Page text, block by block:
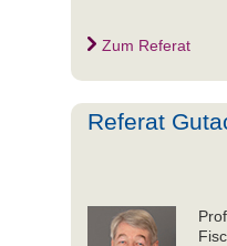
Zum Referat
Referat